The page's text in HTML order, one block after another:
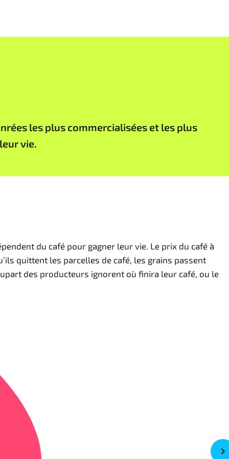
les plus commercialisées et les plus
vie.
du café pour gagner leur vie. Le prix du café à
quittent les parcelles de café, les grains passent
des producteurs ignorent où finira leur café, ou le